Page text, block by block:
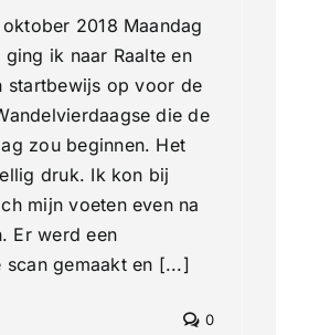
2018 Maandag
ik naar Raalte en
startbewijs op voor de
die de
zou beginnen. Het
druk. Ik kon bij
mijn voeten even na
Er werd een
scan gemaakt en [...]
0